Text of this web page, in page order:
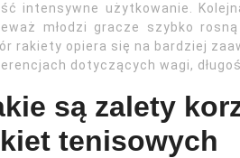
intensywne użytkowanie.
młodzi gracze szybko
rakiety opiera się na bardziej
dotyczących wagi,
są zalety
tenisowych